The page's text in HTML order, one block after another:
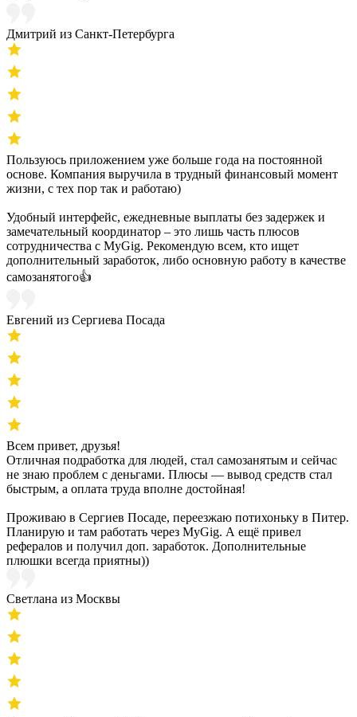
Дмитрий из Санкт-Петербурга
Пользуюсь приложением уже больше года на постоянной
основе. Компания выручила в трудный финансовый момент
жизни, с тех пор так и работаю)
Удобный интерфейс, ежедневные выплаты без задержек и
замечательный координатор – это лишь часть плюсов
сотрудничества с MyGig. Рекомендую всем, кто ищет
дополнительный заработок, либо основную работу в качестве
самозанятого👍
Евгений из Сергиева Посада
Всем привет, друзья!
Отличная подработка для людей, стал самозанятым и сейчас
не знаю проблем с деньгами. Плюсы — вывод средств стал
быстрым, а оплата труда вполне достойная!
Проживаю в Сергиев Посаде, переезжаю потихоньку в Питер.
Планирую и там работать через MyGig. А ещё привел
рефералов и получил доп. заработок. Дополнительные
плюшки всегда приятны))
Светлана из Москвы